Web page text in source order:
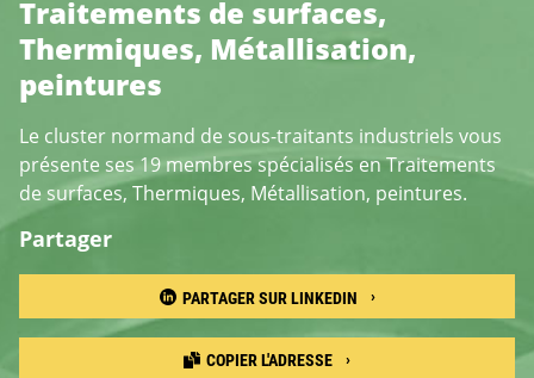
Traitements de surfaces,
Thermiques, Métallisation,
peintures
Le cluster normand de sous-traitants industriels vous
présente ses 19 membres spécialisés en Traitements
de surfaces, Thermiques, Métallisation, peintures.
Partager
PARTAGER SUR LINKEDIN
COPIER L'ADRESSE